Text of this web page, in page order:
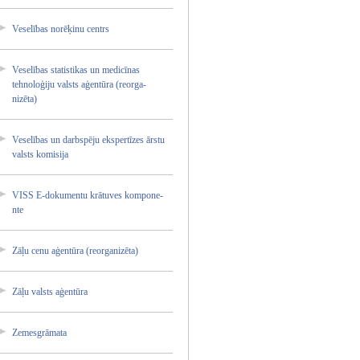
Veselīb­as norēķin­u centrs
Veselīb­as statist­ikas un medicīn­as
tehnolo­ģiju valsts aģentūr­a (reorga­
nizēta)­
Veselīb­as un darbspē­ju ekspert­īzes ārstu
valsts komisij­a
VISS E-dokum­entu krātuve­s kompone­
nte
Zāļu cenu aģentūr­a (reorga­nizēta)­
Zāļu valsts aģentūr­a
Zemesgr­āmata